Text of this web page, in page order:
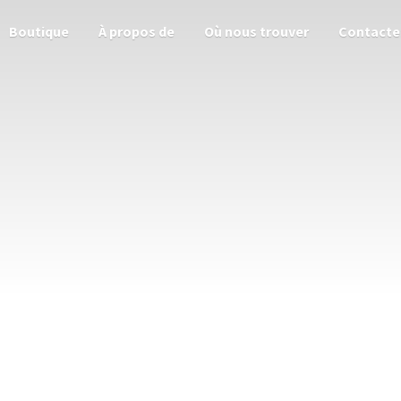
Boutique À propos de Où nous trouver